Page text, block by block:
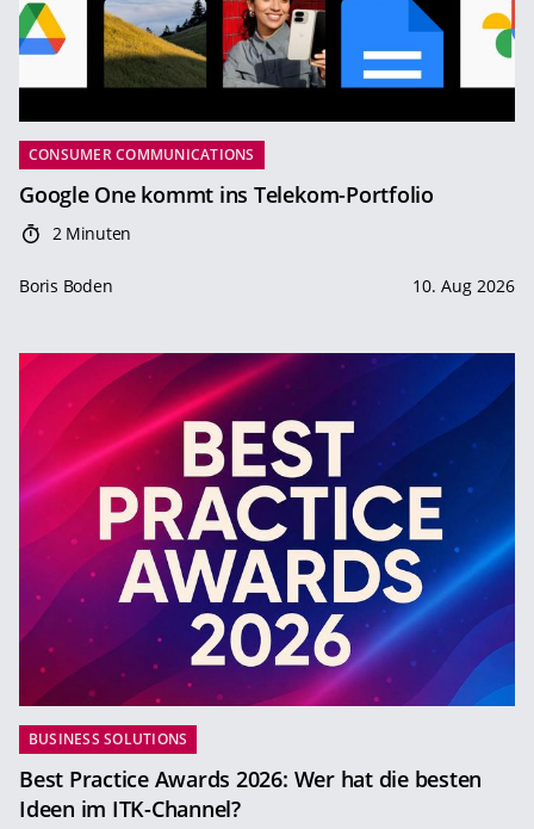
CONSUMER COMMUNICATIONS
Google One kommt ins Telekom-Portfolio
2 Minuten
Boris Boden 10. Aug 2026
BUSINESS SOLUTIONS
Best Practice Awards 2026: Wer hat die besten
Ideen im ITK-Channel?